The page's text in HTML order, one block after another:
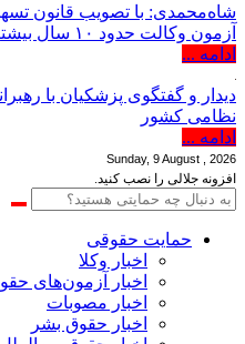
شاه‌محمدی: با تصویب قانون
آزمون وکالت حدود ۱۰ سال بیشتر شده است
ادامه ...
دیدار و گفتگوی پزشکیان با
نظامی کشور
ادامه ...
Sunday, 9 August , 2026
افزونه جلالی را نصب کنید.
حمایت حقوقی
اخبار وکلا
اخبار آزمون‌های
اخبار مصوبات
اخبار حقوق بشر